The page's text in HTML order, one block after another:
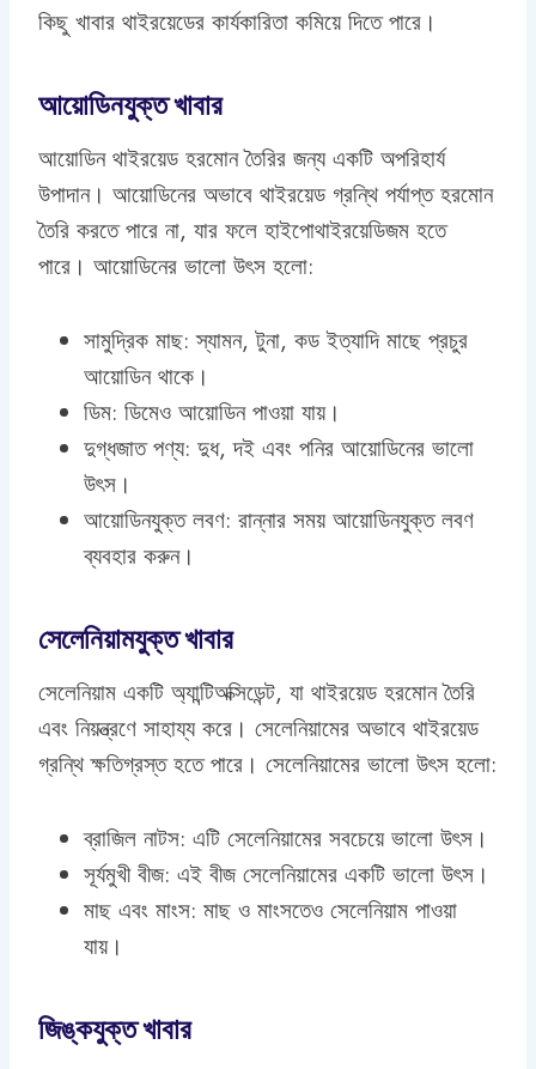
কিছু খাবার থাইরয়েডের কার্যকারিতা কমিয়ে দিতে পারে।
আয়োডিনযুক্ত খাবার
আয়োডিন থাইরয়েড হরমোন তৈরির জন্য একটি অপরিহার্য
উপাদান। আয়োডিনের অভাবে থাইরয়েড গ্রন্থি পর্যাপ্ত হরমোন
তৈরি করতে পারে না, যার ফলে হাইপোথাইরয়েডিজম হতে
পারে। আয়োডিনের ভালো উৎস হলো:
সামুদ্রিক মাছ: স্যামন, টুনা, কড ইত্যাদি মাছে প্রচুর
আয়োডিন থাকে।
ডিম: ডিমেও আয়োডিন পাওয়া যায়।
দুগ্ধজাত পণ্য: দুধ, দই এবং পনির আয়োডিনের ভালো
উৎস।
আয়োডিনযুক্ত লবণ: রান্নার সময় আয়োডিনযুক্ত লবণ
ব্যবহার করুন।
সেলেনিয়ামযুক্ত খাবার
সেলেনিয়াম একটি অ্যান্টিঅক্সিডেন্ট, যা থাইরয়েড হরমোন তৈরি
এবং নিয়ন্ত্রণে সাহায্য করে। সেলেনিয়ামের অভাবে থাইরয়েড
গ্রন্থি ক্ষতিগ্রস্ত হতে পারে। সেলেনিয়ামের ভালো উৎস হলো:
ব্রাজিল নাটস: এটি সেলেনিয়ামের সবচেয়ে ভালো উৎস।
সূর্যমুখী বীজ: এই বীজ সেলেনিয়ামের একটি ভালো উৎস।
মাছ এবং মাংস: মাছ ও মাংসতেও সেলেনিয়াম পাওয়া
যায়।
জিঙ্কযুক্ত খাবার